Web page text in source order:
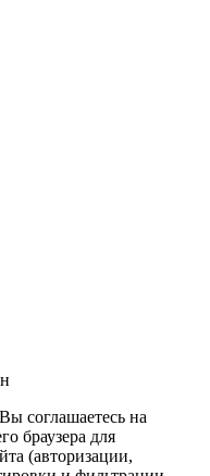
соглашаетесь на
браузера для
(авторизации,